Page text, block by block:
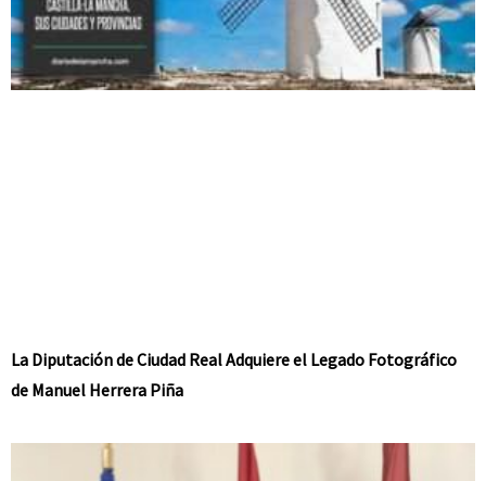
La Diputación de Ciudad Real Adquiere el Legado Fotográfico
de Manuel Herrera Piña